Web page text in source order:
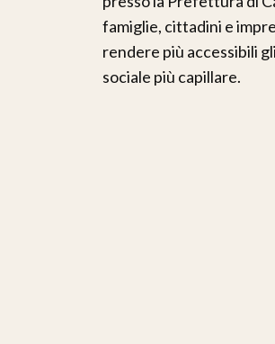
famiglie, cittadini e
rendere più accessibili
sociale più capillare.